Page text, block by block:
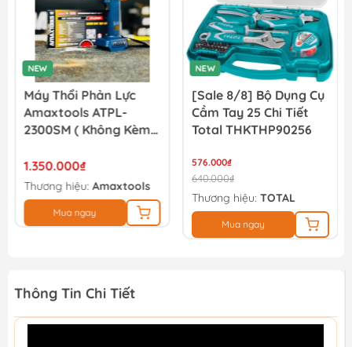
NEW
[Sale 8/8] Bộ Dụng Cụ
Cầm Tay 25 Chi Tiết
Total THKTHP90256
576.000₫
Thương hiệu:TOTAL
Mua ngay
Máy Vặn Vít Dùng Pin
4V Total TSDLI0403
620.000₫
Thương hiệu:
Mua ngay
Thông Tin Chi Tiết